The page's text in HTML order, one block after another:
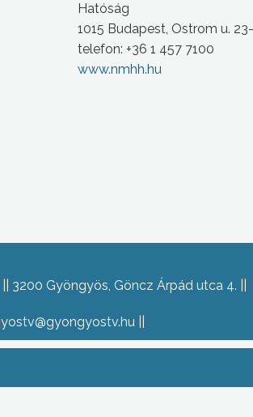
Hatóság
1015 Budapest, Ostrom u.
telefon: +36 1 457 7100
www.nmhh.hu
3200 Gyöngyös, Göncz Árpád utca 4.